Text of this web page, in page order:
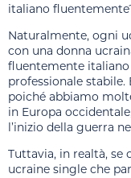
italiano
Naturalmente, ogni
con una donna
fluentemente italiano
professionale
poiché abbiamo
in Europa
l’inizio della guerra
Tuttavia, in realtà, se
ucraine single che